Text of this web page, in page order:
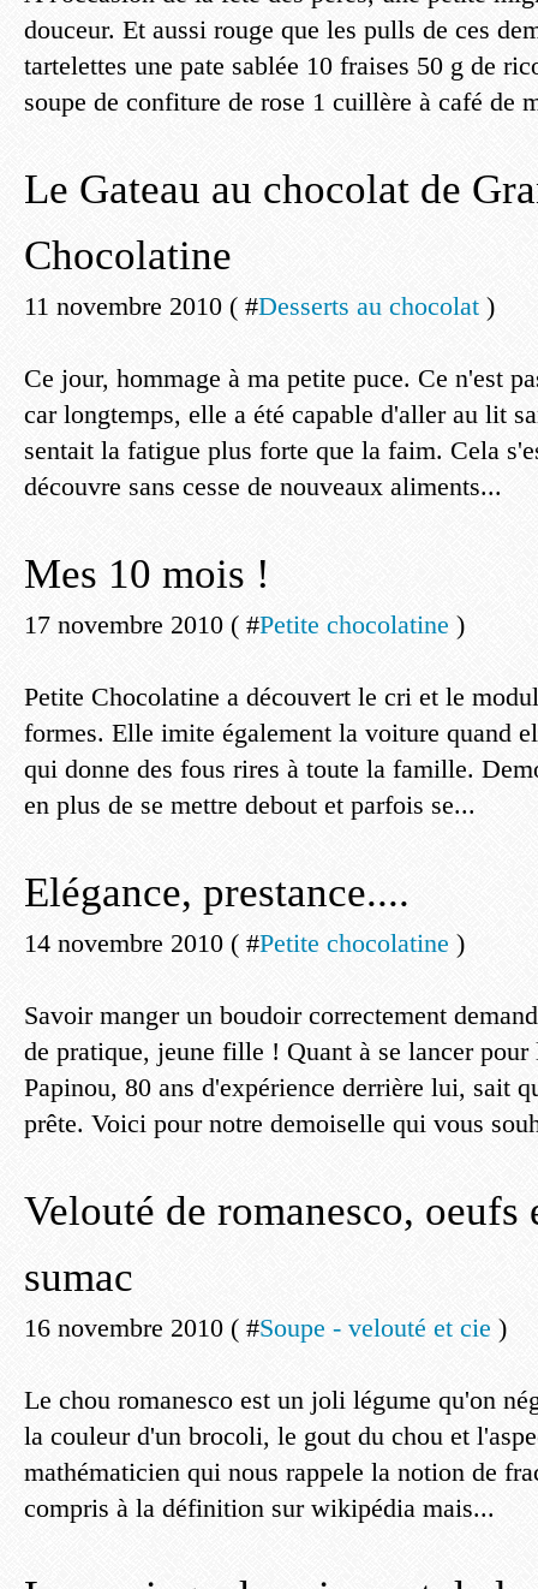
douceur. Et aussi rouge que les pulls de ces
tartelettes une pate sablée 10 fraises 50 g de
soupe de confiture de rose 1 cuillère à café de
Le Gateau au chocolat de
Chocolatine
11 novembre 2010 ( #Desserts au chocolat )
Ce jour, hommage à ma petite puce. Ce n'est
car longtemps, elle a été capable d'aller au lit
sentait la fatigue plus forte que la faim. Cela
découvre sans cesse de nouveaux aliments...
Mes 10 mois !
17 novembre 2010 ( #Petite chocolatine )
Petite Chocolatine a découvert le cri et le
formes. Elle imite également la voiture quand
qui donne des fous rires à toute la famille.
en plus de se mettre debout et parfois se...
Elégance, prestance....
14 novembre 2010 ( #Petite chocolatine )
Savoir manger un boudoir correctement
de pratique, jeune fille ! Quant à se lancer pour
Papinou, 80 ans d'expérience derrière lui, sait
prête. Voici pour notre demoiselle qui vous
Velouté de romanesco, oeufs
sumac
16 novembre 2010 ( #Soupe - velouté et cie )
Le chou romanesco est un joli légume qu'on
la couleur d'un brocoli, le gout du chou et
mathématicien qui nous rappele la notion de
compris à la définition sur wikipédia mais...